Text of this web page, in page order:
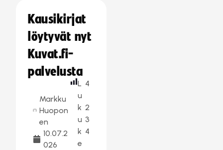
Kausikirjat
löytyvät nyt
Kuvat.fi-
palvelusta
Markku
Huopon
en
10.07.2
026
L
u
k
u
k
e
4
2
3
4